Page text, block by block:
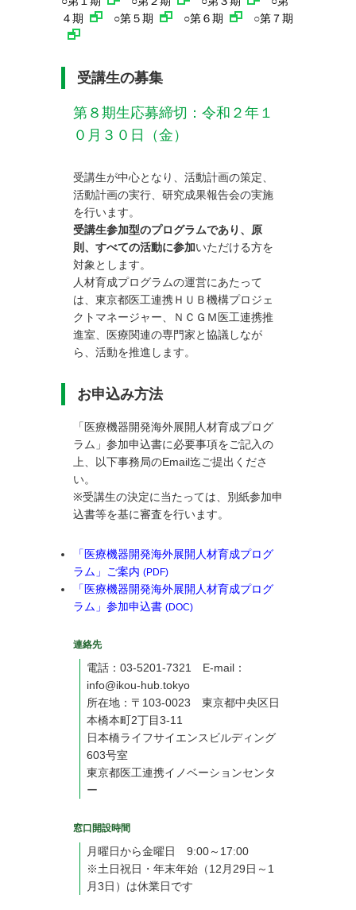
４期
○第５期 ○第６期 ○第７期
受講生の募集
第８期生応募締切：令和２年１
０月３０日（金）
受講生が中心となり、活動計画の策定、
活動計画の実行、研究成果報告会の実施
を行います。
受講生参加型のプログラムであり、原
則、すべての活動に参加いただける方を
対象とします。
人材育成プログラムの運営にあたって
は、東京都医工連携ＨＵＢ機構プロジェ
クトマネージャー、ＮＣＧＭ医工連携推
進室、医療関連の専門家と協議しなが
ら、活動を推進します。
お申込み方法
「医療機器開発海外展開人材育成プログ
ラム」参加申込書に必要事項をご記入の
上、以下事務局のEmail迄ご提出くださ
い。
※受講生の決定に当たっては、別紙参加申
込書等を基に審査を行います。
「医療機器開発海外展開人材育成プログ
ラム」ご案内 (PDF)
「医療機器開発海外展開人材育成プログ
ラム」参加申込書 (DOC)
連絡先
電話：03-5201-7321 E-mail：
info@ikou-hub.tokyo
所在地：〒103-0023 東京都中央区日
本橋本町2丁目3-11
日本橋ライフサイエンスビルディング
603号室
東京都医工連携イノベーションセンタ
ー
窓口開設時間
月曜日から金曜日 9:00～17:00
※土日祝日・年末年始（12月29日～1
月3日）は休業日です